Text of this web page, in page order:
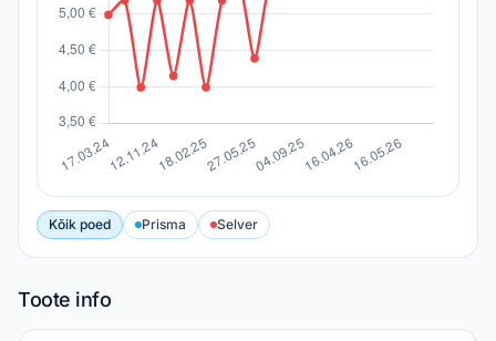
Kõik poed Prisma Selver
Toote info